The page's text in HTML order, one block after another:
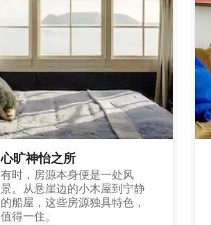
心旷神怡之所
有时，房源本身便是一处风
景。从悬崖边的小木屋到宁静
的船屋，这些房源独具特色，
值得一住。